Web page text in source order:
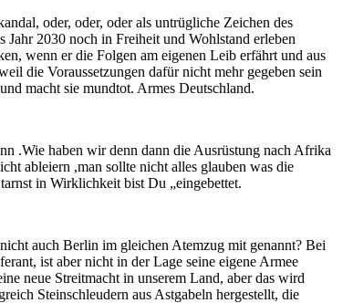
oder, oder, oder als untrügliche Zeichen des
Jahr 2030 noch in Freiheit und Wohlstand erleben
wenn er die Folgen am eigenen Leib erfährt und aus
die Voraussetzungen dafür nicht mehr gegeben sein
macht sie mundtot. Armes Deutschland.
.Wie haben wir denn dann die Ausrüstung nach Afrika
ableiern ,man sollte nicht alles glauben was die
in Wirklichkeit bist Du „eingebettet.
auch Berlin im gleichen Atemzug mit genannt? Bei
ist aber nicht in der Lage seine eigene Armee
neue Streitmacht in unserem Land, aber das wird
Steinschleudern aus Astgabeln hergestellt, die